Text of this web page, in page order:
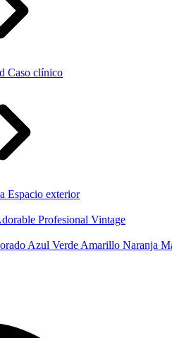
Caso clínico
Espacio exterior
Profesional Vintage
Azul Verde Amarillo Naranja